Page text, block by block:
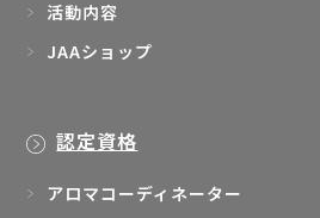
活動内容
JAAショップ
認定資格
アロマコーディネーター